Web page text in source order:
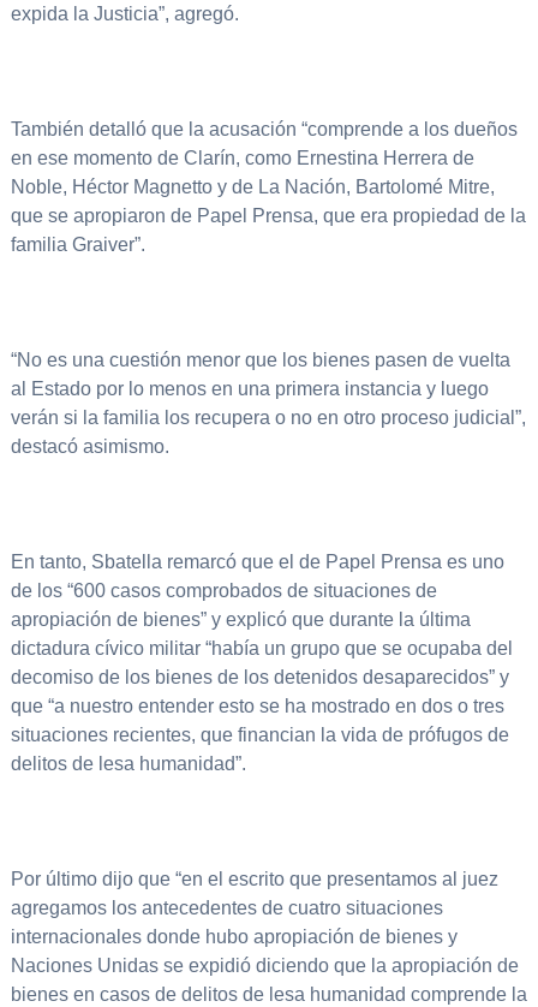
expida la Justicia”, agregó.
También detalló que la acusación “comprende a los dueños
en ese momento de Clarín, como Ernestina Herrera de
Noble, Héctor Magnetto y de La Nación, Bartolomé Mitre,
que se apropiaron de Papel Prensa, que era propiedad de la
familia Graiver”.
“No es una cuestión menor que los bienes pasen de vuelta
al Estado por lo menos en una primera instancia y luego
verán si la familia los recupera o no en otro proceso judicial”,
destacó asimismo.
En tanto, Sbatella remarcó que el de Papel Prensa es uno
de los “600 casos comprobados de situaciones de
apropiación de bienes” y explicó que durante la última
dictadura cívico militar “había un grupo que se ocupaba del
decomiso de los bienes de los detenidos desaparecidos” y
que “a nuestro entender esto se ha mostrado en dos o tres
situaciones recientes, que financian la vida de prófugos de
delitos de lesa humanidad”.
Por último dijo que “en el escrito que presentamos al juez
agregamos los antecedentes de cuatro situaciones
internacionales donde hubo apropiación de bienes y
Naciones Unidas se expidió diciendo que la apropiación de
bienes en casos de delitos de lesa humanidad comprende la